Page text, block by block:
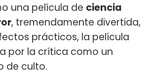
una película de ciencia
, tremendamente divertida,
prácticos, la película
por la crítica como un
de culto.